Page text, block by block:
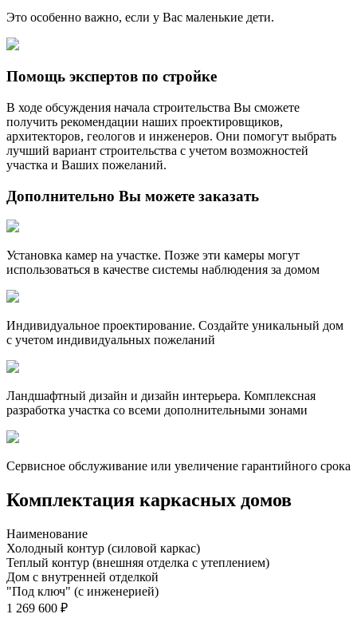
Это особенно важно, если у Вас маленькие дети.
Помощь экспертов по стройке
В ходе обсуждения начала строительства Вы сможете
получить рекомендации наших проектировщиков,
архитекторов, геологов и инженеров. Они помогут выбрать
лучший вариант строительства с учетом возможностей
участка и Ваших пожеланий.
Дополнительно Вы можете заказать
Установка камер на участке. Позже эти камеры могут
использоваться в качестве системы наблюдения за домом
Индивидуальное проектирование. Создайте уникальный дом
с учетом индивидуальных пожеланий
Ландшафтный дизайн и дизайн интерьера. Комплексная
разработка участка со всеми дополнительными зонами
Сервисное обслуживание или увеличение гарантийного срока
Комплектация каркасных домов
Наименование
Холодный контур (силовой каркас)
Теплый контур (внешняя отделка с утеплением)
Дом с внутренней отделкой
"Под ключ" (с инженерией)
1 269 600 ₽